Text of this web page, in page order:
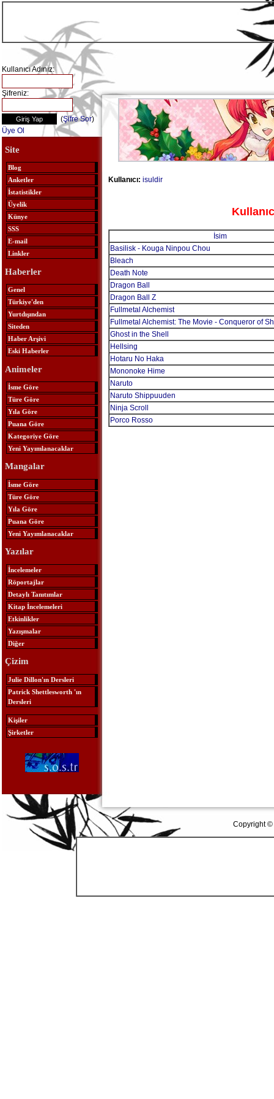
Kullanıcı Adınız:
Şifreniz:
(Şifre Sor)
Üye Ol
Site
Blog
Anketler
İstatistikler
Üyelik
Künye
SSS
E-mail
Linkler
Haberler
Genel
Türkiye'den
Yurtdışından
Siteden
Haber Arşivi
Eski Haberler
Animeler
İsme Göre
Türe Göre
Yıla Göre
Puana Göre
Kategoriye Göre
Yeni Yayımlanacaklar
Mangalar
İsme Göre
Türe Göre
Yıla Göre
Puana Göre
Yeni Yayımlanacaklar
Yazılar
İncelemeler
Röportajlar
Detaylı Tanıtımlar
Kitap İncelemeleri
Etkinlikler
Yazışmalar
Diğer
Çizim
Julie Dillon'ın Dersleri
Patrick Shettlesworth 'ın
Dersleri
Kişiler
Şirketler
Kullanıcı: isuldir
İsim
Basilisk - Kouga Ninpou Chou
Bleach
Death Note
Dragon Ball
Dragon Ball Z
Fullmetal Alchemist
Fullmetal Alchemist: The Movie - Conqueror of
Ghost in the Shell
Hellsing
Hotaru No Haka
Mononoke Hime
Naruto
Naruto Shippuuden
Ninja Scroll
Porco Rosso
Copyright ©